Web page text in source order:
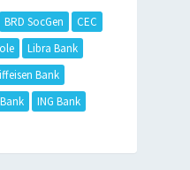
BRD SocGen
CEC
Libra Bank
Bank
ING Bank